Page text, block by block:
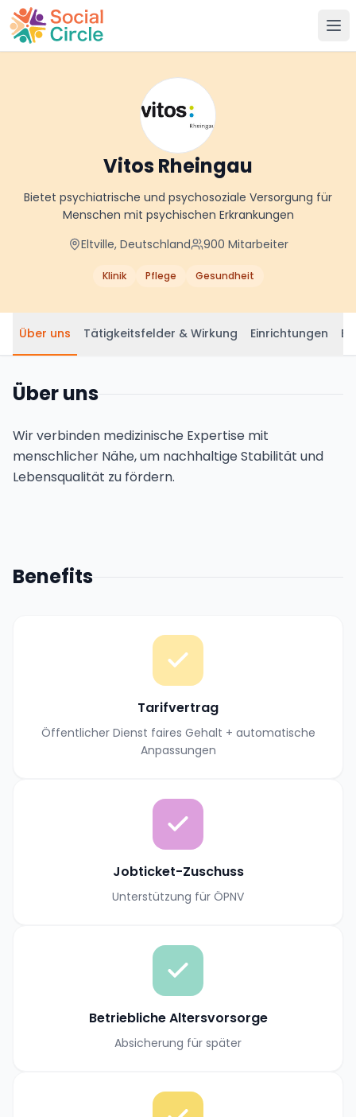
Social Circle
Vitos Rheingau
Bietet psychiatrische und psychosoziale Versorgung für
Menschen mit psychischen Erkrankungen
Eltville, Deutschland
900 Mitarbeiter
Klinik Pflege Gesundheit
Über uns Tätigkeitsfelder & Wirkung Einrichtungen
Über uns
Wir verbinden medizinische Expertise mit
menschlicher Nähe, um nachhaltige Stabilität und
Lebensqualität zu fördern.
Benefits
Tarifvertrag
Öffentlicher Dienst faires Gehalt + automatische
Anpassungen
Jobticket-Zuschuss
Unterstützung für ÖPNV
Betriebliche Altersvorsorge
Absicherung für später